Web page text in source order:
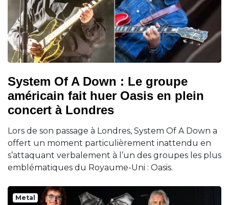
System Of A Down : Le groupe
américain fait huer Oasis en plein
concert à Londres
Lors de son passage à Londres, System Of A Down a
offert un moment particulièrement inattendu en
s’attaquant verbalement à l’un des groupes les plus
emblématiques du Royaume-Uni : Oasis.
Metal